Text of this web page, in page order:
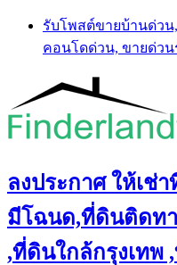
Skip
content
รับโพสต์ขายบ้านด่ว
คอนโดด่วน, ขายด่ว
ลงประกาศ ให้เช่
มีโฉนด,ที่ดินติดท
,ที่ดินใกล้กรุงเทพ